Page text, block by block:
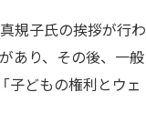
規子氏の挨拶が行わ
あり、その後、一般
子どもの権利とウェ